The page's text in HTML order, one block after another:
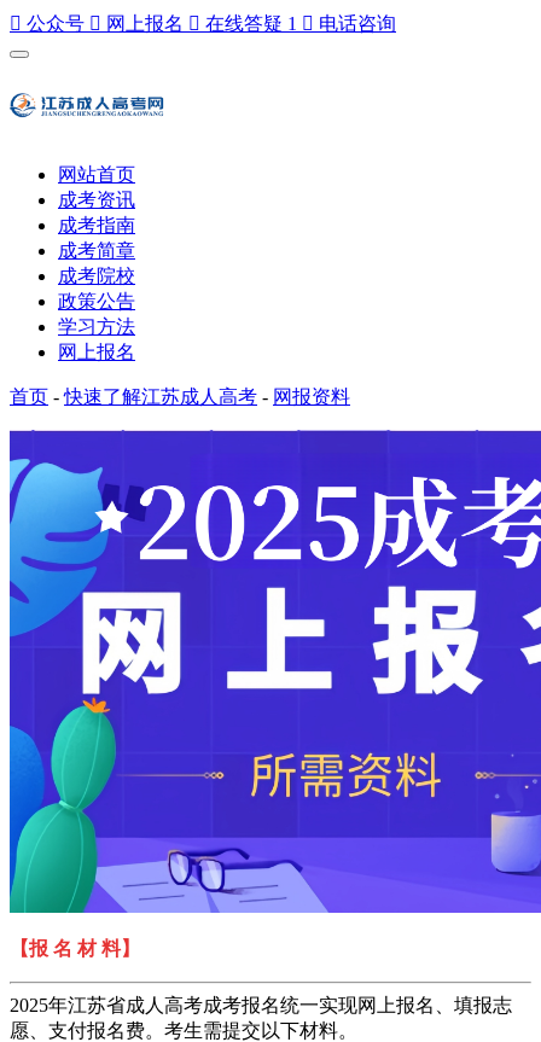
 公众号  网上报名  在线答疑 1  电话咨询
网站首页
成考资讯
成考指南
成考简章
成考院校
政策公告
学习方法
网上报名
首页 -快速了解江苏成人高考 - 网报资料
【报 名 材 料】
2025年江苏省成人高考成考报名统一实现网上报名、填报志
愿、支付报名费。考生需提交以下材料。